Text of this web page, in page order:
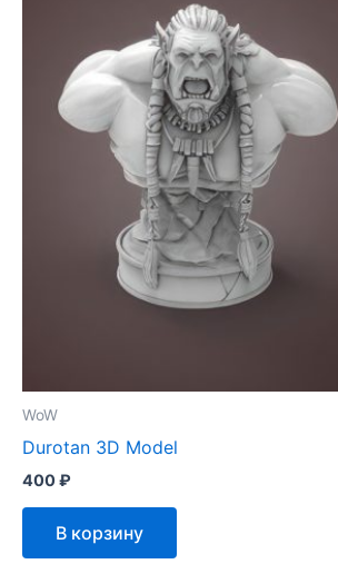
WoW
Durotan 3D Model
400₽
В корзину